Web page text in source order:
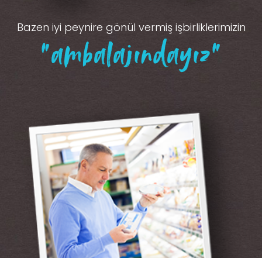
Bazen iyi peynire gönül vermiş işbirliklerimizin
“ambalajındayız”